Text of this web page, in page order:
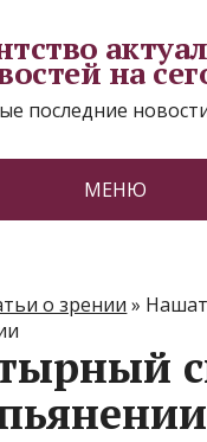
на
последние
МЕНЮ
о зрении »